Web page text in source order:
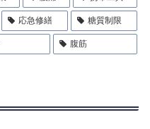
応急修繕 糖質制限
腹筋